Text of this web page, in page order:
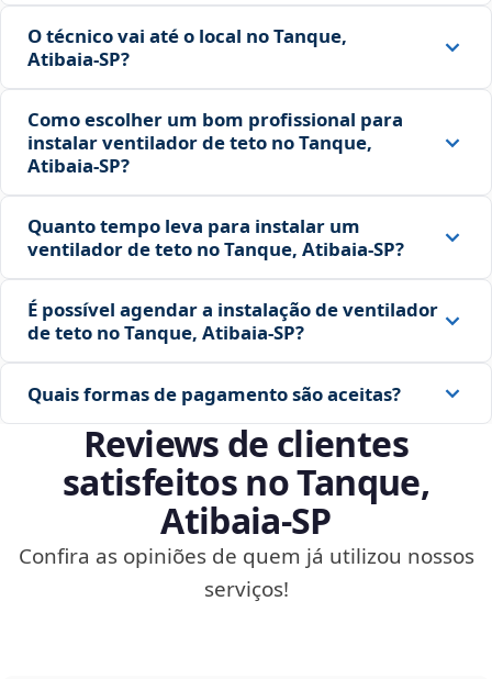
O técnico vai até o local no Tanque,
Atibaia‑SP?
Como escolher um bom profissional para
instalar ventilador de teto no Tanque,
Atibaia‑SP?
Quanto tempo leva para instalar um
ventilador de teto no Tanque, Atibaia‑SP?
É possível agendar a instalação de ventilador
de teto no Tanque, Atibaia‑SP?
Quais formas de pagamento são aceitas?
Reviews de clientes
satisfeitos no Tanque,
Atibaia‑SP
Confira as opiniões de quem já utilizou nossos
serviços!